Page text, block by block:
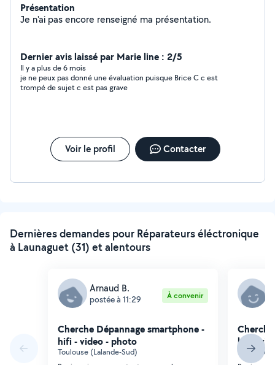
Présentation
Je n'ai pas encore renseigné ma présentation.
Dernier avis laissé par Marie line : 2/5
Il y a plus de 6 mois
je ne peux pas donné une évaluation puisque Brice C c est
trompé de sujet c est pas grave
Voir le profil Contacter
Dernières demandes pour Réparateurs éléctronique
à Launaguet (31) et alentours
Arnaud B.
postée à 11:29 À convenir
Cherche Dépannage smartphone -
hifi - video - photo
Toulouse (Lalande-Sud)
hifi -
Toulouse